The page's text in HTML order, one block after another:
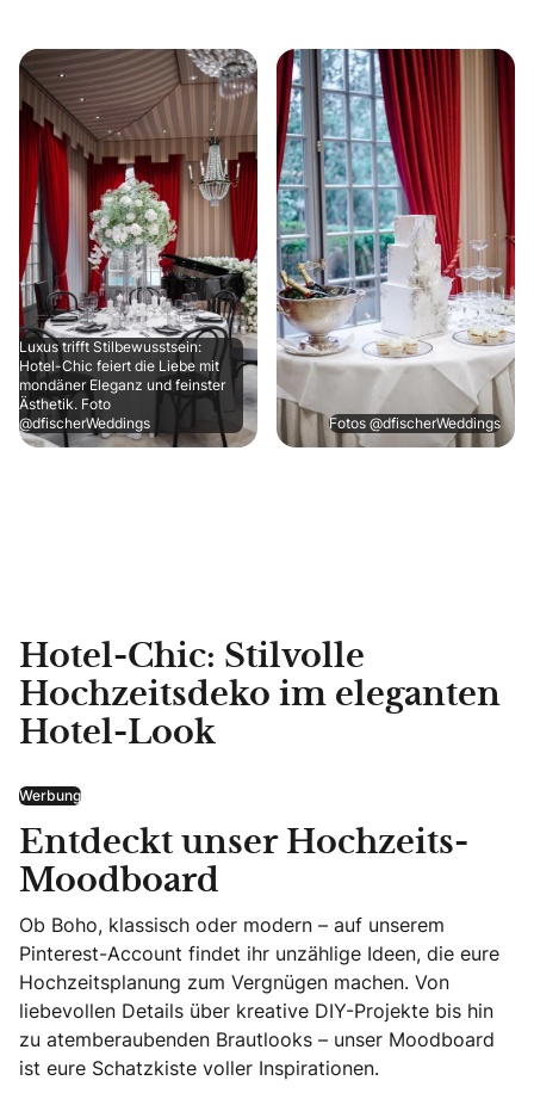
Luxus trifft Stilbewusstsein:
Hotel-Chic feiert die Liebe mit
mondäner Eleganz und feinster
Ästhetik. Foto
@dfischerWeddings
Fotos @dfischerWeddings
Hotel-Chic: Stilvolle
Hochzeitsdeko im eleganten
Hotel-Look
Werbung
Entdeckt unser Hochzeits-
Moodboard
Ob Boho, klassisch oder modern – auf unserem
Pinterest-Account findet ihr unzählige Ideen, die eure
Hochzeitsplanung zum Vergnügen machen. Von
liebevollen Details über kreative DIY-Projekte bis hin
zu atemberaubenden Brautlooks – unser Moodboard
ist eure Schatzkiste voller Inspirationen.